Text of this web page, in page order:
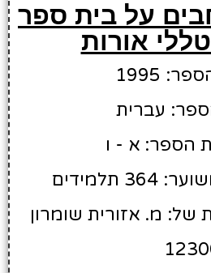
על בית ספר
אורות
1995
עברית
הספר: א - ו
מ. אזורית שומרון